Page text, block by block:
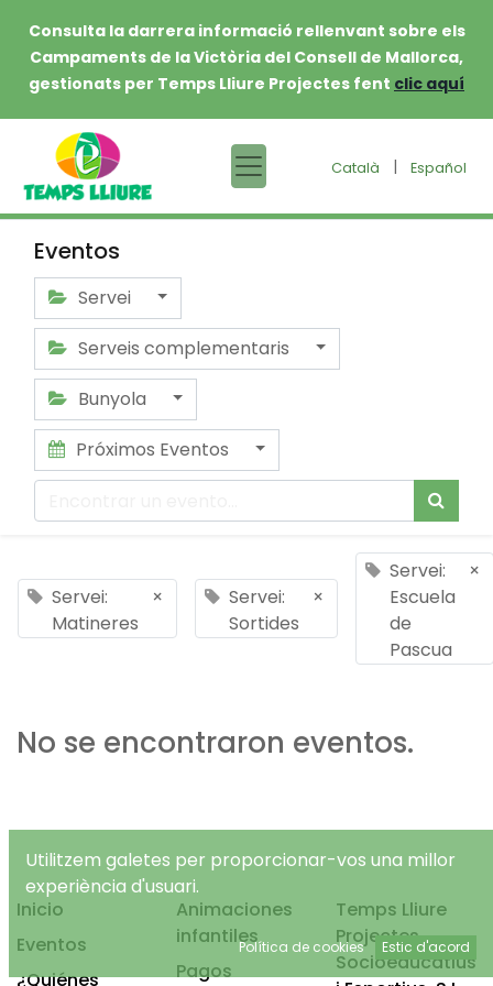
Consulta la darrera informació rellenvant sobre els
Campaments de la Victòria del Consell de Mallorca,
gestionats per Temps Lliure Projectes fent clic aquí
Català | Español
Eventos
Servei
Serveis complementaris
Bunyola
Próximos Eventos
Servei:
Matineres
×
Servei:
Sortides
×
Servei:
Escuela
de
Pascua
×
No se encontraron eventos.
Inicio
Eventos
¿Quiénes
Animaciones
infantiles
Pagos
Temps Lliure
Projectes
Socioeducatius
Utilitzem galetes per proporcionar-vos una millor
experiència d'usuari.
Política de cookies Estic d'acord